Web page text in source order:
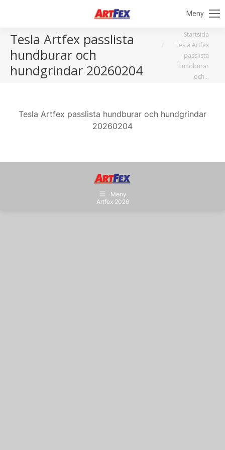
Meny
Tesla Artfex passlista
hundburar och
hundgrindar 20260204
Du är här:Startsida
Tesla Artfex
passlista
hundburar
och…
Tesla Artfex passlista hundburar och hundgrindar
20260204
Meny
Artfex 2026